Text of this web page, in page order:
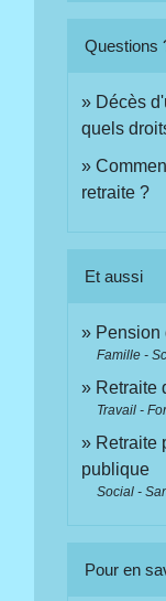
Questions
Décès
quels
retraite ?
Et aussi
Pension
Famille -
Retraite
Travail -
Retraite
publique
Social -
Pour en